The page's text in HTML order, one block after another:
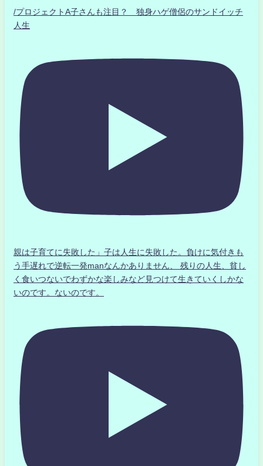
/プロジェクトA子さんも注目？ 独身ハゲ僧侶のサンドイッチ
人生
親は子育てに失敗した」子は人生に失敗した。負けに気付きも
う手遅れで逆転一発manなんかありません、 残りの人生、貧し
く食いつないでわずかな楽しみなど見つけて生きていくしかな
いのです。ないのです。